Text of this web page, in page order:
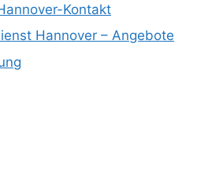
Kontakt
Hannover – Angebote